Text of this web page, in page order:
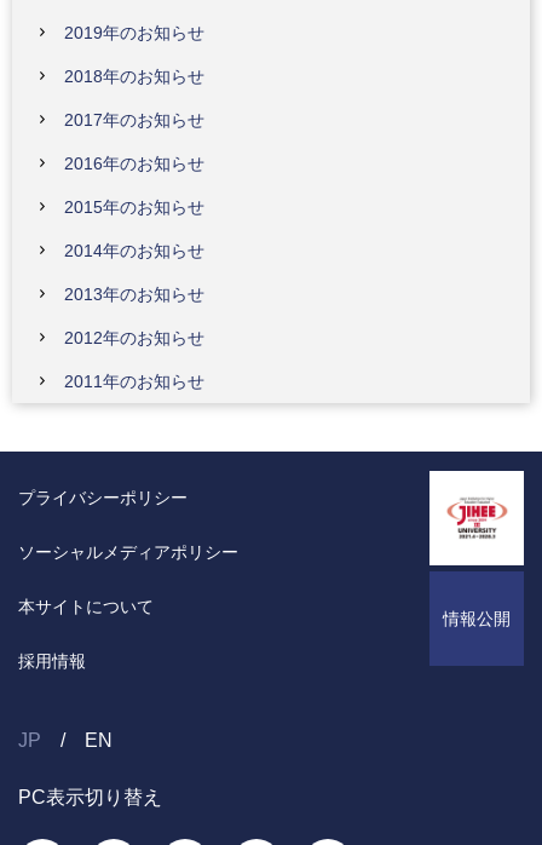
2019年のお知らせ
2018年のお知らせ
2017年のお知らせ
2016年のお知らせ
2015年のお知らせ
2014年のお知らせ
2013年のお知らせ
2012年のお知らせ
2011年のお知らせ
情報公開
プライバシーポリシー
ソーシャルメディアポリシー
本サイトについて
採用情報
JP EN
PC表示切り替え